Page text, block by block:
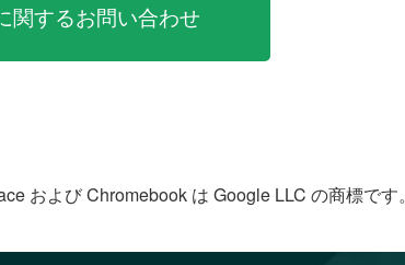
関するお問い合わせ
および Chromebook は Google LLC の商標です。